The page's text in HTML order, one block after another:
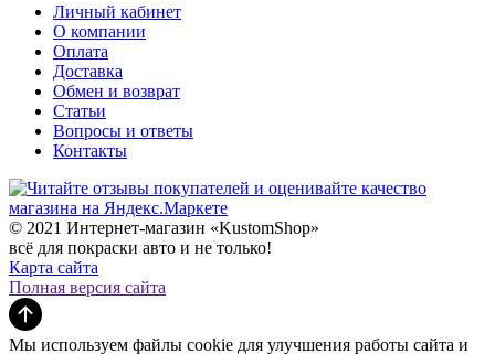
Личный кабинет
О компании
Оплата
Доставка
Обмен и возврат
Статьи
Вопросы и ответы
Контакты
© 2021 Интернет-магазин «KustomShop»
всё для покраски авто и не только!
Карта сайта
Полная версия сайта
Мы используем файлы cookie для улучшения работы сайта и